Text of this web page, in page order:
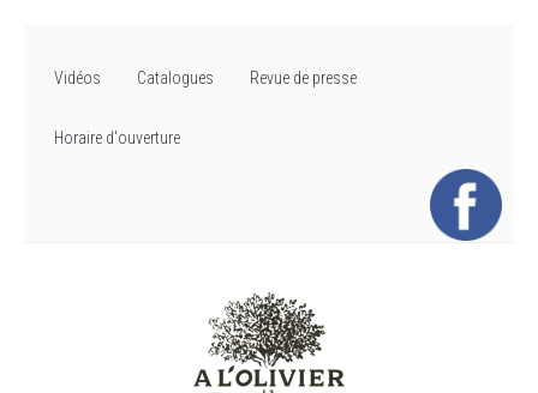
Vidéos Catalogues Revue de presse
Horaire d'ouverture